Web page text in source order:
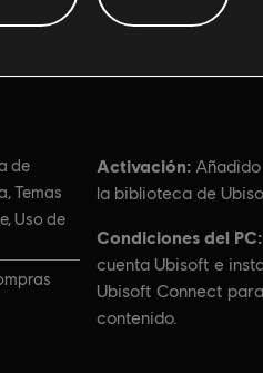
de
Temas
Uso de
Activación:
la biblioteca de
Condiciones del PC:
cuenta Ubisoft e
Ubisoft Connect
contenido.